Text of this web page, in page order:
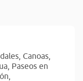
Canoas,
Paseos en